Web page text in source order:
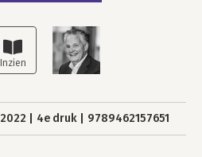
2022 4e druk 9789462157651